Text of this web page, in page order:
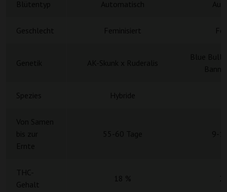
Geschlecht Feminisiert
Spezies Hybride
THC-
Gehalt
18 %